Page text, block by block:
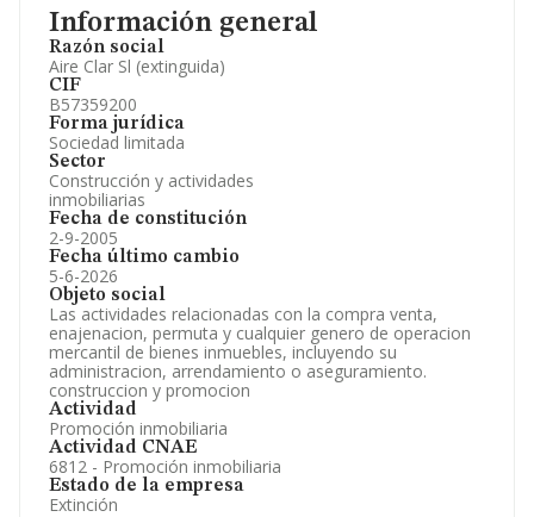
Información general
Razón social
Aire Clar Sl (extinguida)
CIF
B57359200
Forma jurídica
Sociedad limitada
Sector
Construcción y actividades
inmobiliarias
Fecha de constitución
2-9-2005
Fecha último cambio
5-6-2026
Objeto social
Las actividades relacionadas con la compra venta,
enajenacion, permuta y cualquier genero de operacion
mercantil de bienes inmuebles, incluyendo su
administracion, arrendamiento o aseguramiento.
construccion y promocion
Actividad
Promoción inmobiliaria
Actividad CNAE
6812 - Promoción inmobiliaria
Estado de la empresa
Extinción
Información oficial y registral complementaria.